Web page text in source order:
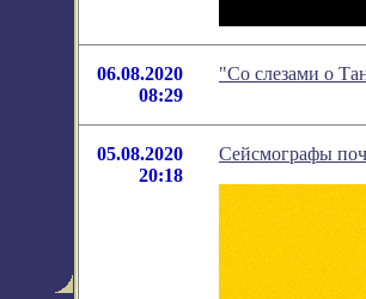
06.08.2020
08:29
"Со слезами о
05.08.2020
20:18
Сейсмографы